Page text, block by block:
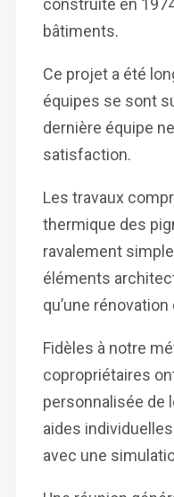
construite en
bâtiments.
Ce projet a été
équipes se sont
dernière équipe
satisfaction.
Les travaux
thermique des
ravalement
éléments
qu’une
Fidèles à notre
copropriétaires
personnalisée de
aides
avec une